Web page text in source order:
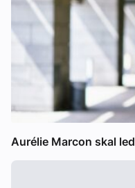
Aurélie Marcon skal